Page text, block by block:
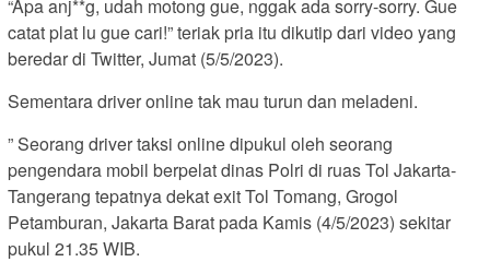
“Apa anj**g, udah motong gue, nggak ada sorry-sorry. Gue
catat plat lu gue cari!” teriak pria itu dikutip dari video yang
beredar di Twitter, Jumat (5/5/2023).
Sementara driver online tak mau turun dan meladeni.
” Seorang driver taksi online dipukul oleh seorang
pengendara mobil berpelat dinas Polri di ruas Tol Jakarta-
Tangerang tepatnya dekat exit Tol Tomang, Grogol
Petamburan, Jakarta Barat pada Kamis (4/5/2023) sekitar
pukul 21.35 WIB.